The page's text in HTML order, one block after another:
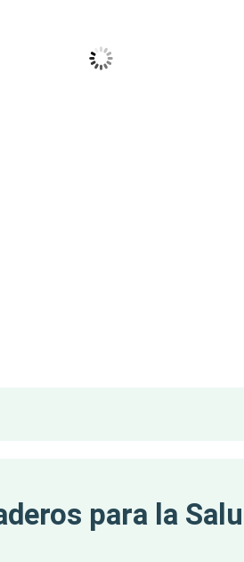
para la